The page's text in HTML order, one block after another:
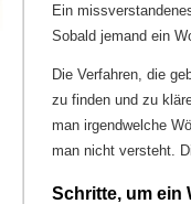
Ein
Sobald jemand ein
Die Verfahren, die
zu finden und zu
man irgendwelche
man nicht versteht.
Schritte, um ein